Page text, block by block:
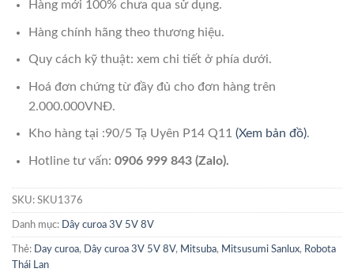
Hàng mới 100% chưa qua sử dụng.
Hàng chính hãng theo thương hiệu.
Quy cách kỹ thuật: xem chi tiết ở phía dưới.
Hoá đơn chứng từ đầy đủ cho đơn hàng trên
2.000.000VNĐ.
Kho hàng tại :90/5 Tạ Uyên P14 Q11 (Xem bản đồ).
Hotline tư vấn: 0906 999 843 (Zalo).
SKU: SKU1376
Danh mục: Dây curoa 3V 5V 8V
Thẻ: Day curoa, Dây curoa 3V 5V 8V, Mitsuba, Mitsusumi Sanlux, Robota
Thái Lan